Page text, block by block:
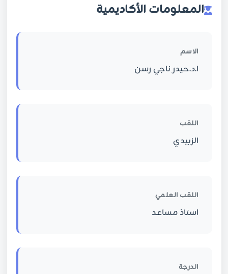
المعلومات الأكاديمية
الاسم
ا.د.حيدر ناجي رسن
اللقب
الزبيدي
اللقب العلمي
استاذ مساعد
الدرجة